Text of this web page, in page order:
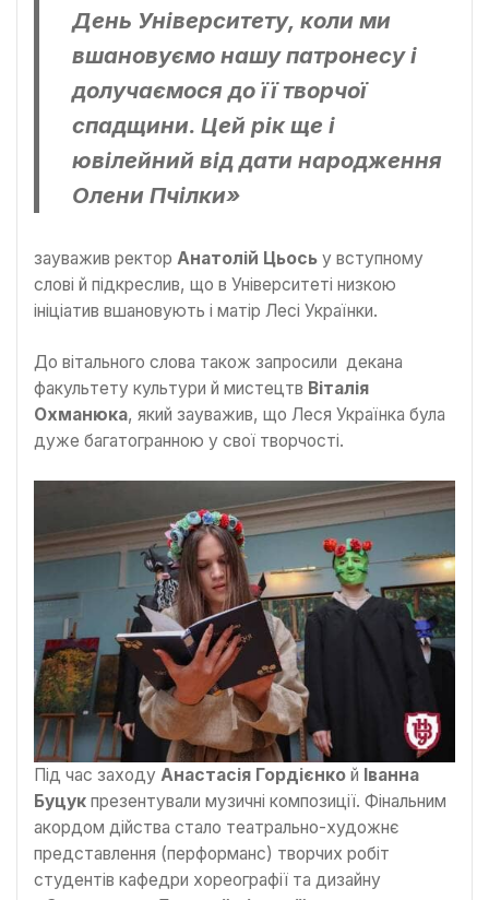
День Університету, коли ми
вшановуємо нашу патронесу і
долучаємося до її творчої
спадщини. Цей рік ще і
ювілейний від дати народження
Олени Пчілки»
зауважив ректор Анатолій Цьось у вступному
слові й підкреслив, що в Університеті низкою
ініціатив вшановують і матір Лесі Українки.
До вітального слова також запросили декана
факультету культури й мистецтв Віталія
Охманюка, який зауважив, що Леся Українка була
дуже багатогранною у свої творчості.
Під час заходу Анастасія Гордієнко й Іванна
Буцук презентували музичні композиції. Фінальним
акордом дійства стало театрально-художнє
представлення (перформанс) творчих робіт
студентів кафедри хореографії та дизайну